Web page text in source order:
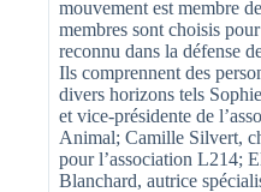
mouvement est membre
membres sont choisis
reconnu dans la défense
Ils comprennent des
divers horizons tels
et vice-présidente de
Animal; Camille Silvert,
pour l’association L214;
Blanchard, autrice